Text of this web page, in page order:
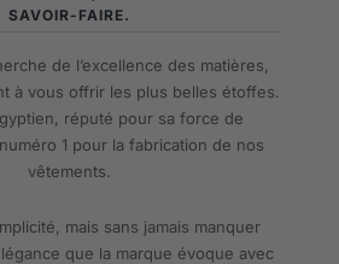
SAVOIR-FAIRE.
de l’excellence des matières,
à vous offrir les plus belles étoffes.
réputé pour sa force de
1 pour la fabrication de nos
vêtements.
mais sans jamais manquer
que la marque évoque avec